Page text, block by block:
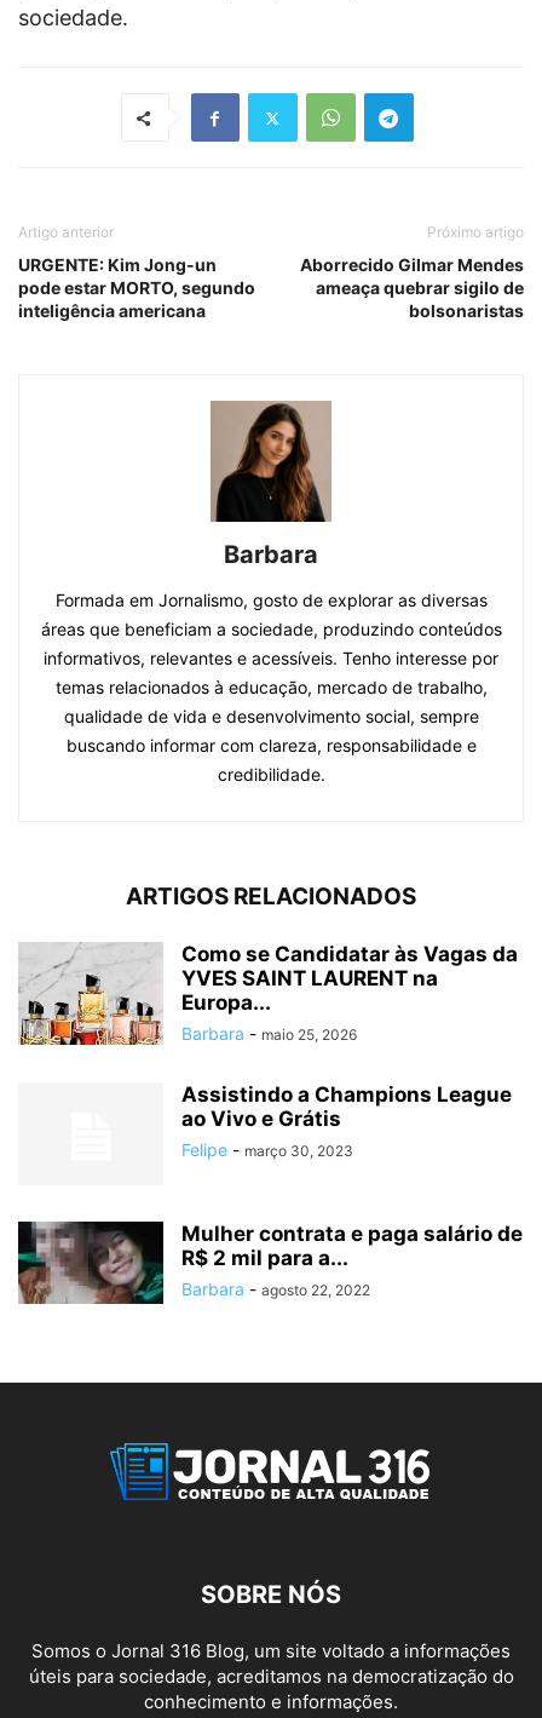
sociedade.
Artigo anterior
URGENTE: Kim Jong-un
pode estar MORTO, segundo
inteligência americana
Próximo artigo
Aborrecido Gilmar Mendes
ameaça quebrar sigilo de
bolsonaristas
Barbara
Formada em Jornalismo, gosto de explorar as diversas
áreas que beneficiam a sociedade, produzindo conteúdos
informativos, relevantes e acessíveis. Tenho interesse por
temas relacionados à educação, mercado de trabalho,
qualidade de vida e desenvolvimento social, sempre
buscando informar com clareza, responsabilidade e
credibilidade.
ARTIGOS RELACIONADOS
Como se Candidatar às Vagas da
YVES SAINT LAURENT na
Europa...
Barbara - maio 25, 2026
Assistindo a Champions League
ao Vivo e Grátis
Felipe - março 30, 2023
Mulher contrata e paga salário de
R$ 2 mil para a...
Barbara - agosto 22, 2022
SOBRE NÓS
Somos o Jornal 316 Blog, um site voltado a informações
úteis para sociedade, acreditamos na democratização do
conhecimento e informações.